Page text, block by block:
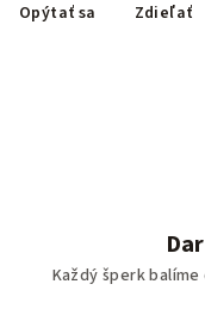
Opýtať sa Zdieľať
Každý šperk